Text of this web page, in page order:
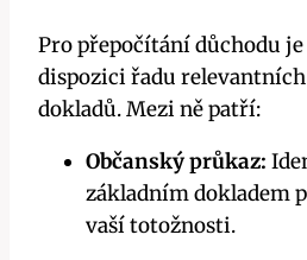
Pro přepočítání důchodu
dispozici řadu
dokladů. Mezi ně patří:
Občanský průkaz:
základním dokladem
vaší totožnosti.